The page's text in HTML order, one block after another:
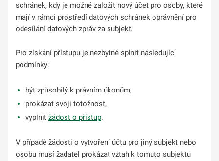
schránek, kdy je možné založit nový účet pro osoby, které
mají v rámci prostředí datových schránek oprávnění pro
odesílání datových zpráv za subjekt.
Pro získání přístupu je nezbytné splnit následující
podmínky:
být způsobilý k právním úkonům,
prokázat svoji totožnost,
vyplnit žádost o přístup.
V případě žádosti o vytvoření účtu pro jiný subjekt nebo
osobu musí žadatel prokázat vztah k tomuto subjektu